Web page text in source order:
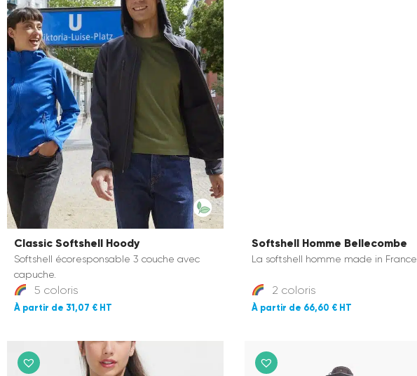
Classic Softshell Hoody
Softshell écoresponsable 3 couche avec
capuche.
5 coloris
31,07 €
Softshell Homme Bellecombe
La softshell homme made in France
2 coloris
66,60 €